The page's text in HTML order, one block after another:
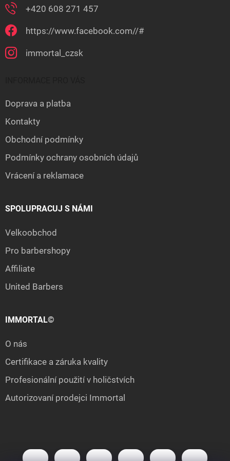
+420 608 271 457
https://www.facebook.com//#
immortal_czsk
Doprava a platba
Kontakty
Obchodní podmínky
Podmínky ochrany osobních údajů
Vrácení a reklamace
SPOLUPRACUJ S NÁMI
Velkoobchod
Pro barbershopy
Affiliate
United Barbers
IMMORTAL©
O nás
Certifikace a záruka kvality
Profesionální použití v holičstvích
Autorizovaní prodejci Immortal